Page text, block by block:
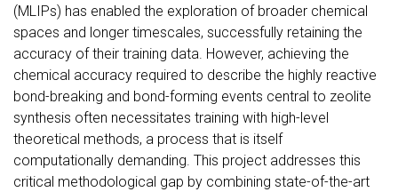
(MLIPs) has enabled the exploration of broader chemical
spaces and longer timescales, successfully retaining the
accuracy of their training data. However, achieving the
chemical accuracy required to describe the highly reactive
bond-breaking and bond-forming events central to zeolite
synthesis often necessitates training with high-level
theoretical methods, a process that is itself
computationally demanding. This project addresses this
critical methodological gap by combining state-of-the-art